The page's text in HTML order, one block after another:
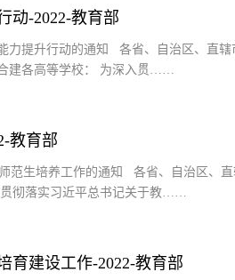
动-2022-教育部
力提升行动的通知 各省、自治区、直辖
建各高等学校： 为深入贯……
教育部
范生培养工作的通知 各省、自治区、
彻落实习近平总书记关于教……
育建设工作-2022-教育部